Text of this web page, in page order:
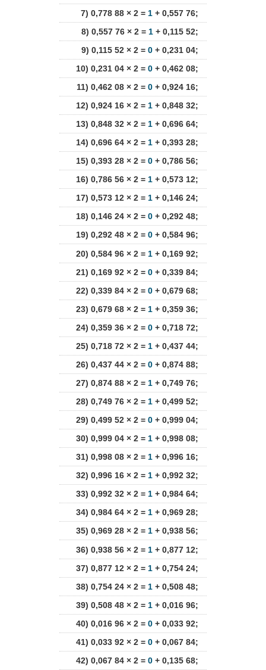
7) 0,778 88 × 2 = 1 + 0,557 76;
8) 0,557 76 × 2 = 1 + 0,115 52;
9) 0,115 52 × 2 = 0 + 0,231 04;
10) 0,231 04 × 2 = 0 + 0,462 08;
11) 0,462 08 × 2 = 0 + 0,924 16;
12) 0,924 16 × 2 = 1 + 0,848 32;
13) 0,848 32 × 2 = 1 + 0,696 64;
14) 0,696 64 × 2 = 1 + 0,393 28;
15) 0,393 28 × 2 = 0 + 0,786 56;
16) 0,786 56 × 2 = 1 + 0,573 12;
17) 0,573 12 × 2 = 1 + 0,146 24;
18) 0,146 24 × 2 = 0 + 0,292 48;
19) 0,292 48 × 2 = 0 + 0,584 96;
20) 0,584 96 × 2 = 1 + 0,169 92;
21) 0,169 92 × 2 = 0 + 0,339 84;
22) 0,339 84 × 2 = 0 + 0,679 68;
23) 0,679 68 × 2 = 1 + 0,359 36;
24) 0,359 36 × 2 = 0 + 0,718 72;
25) 0,718 72 × 2 = 1 + 0,437 44;
26) 0,437 44 × 2 = 0 + 0,874 88;
27) 0,874 88 × 2 = 1 + 0,749 76;
28) 0,749 76 × 2 = 1 + 0,499 52;
29) 0,499 52 × 2 = 0 + 0,999 04;
30) 0,999 04 × 2 = 1 + 0,998 08;
31) 0,998 08 × 2 = 1 + 0,996 16;
32) 0,996 16 × 2 = 1 + 0,992 32;
33) 0,992 32 × 2 = 1 + 0,984 64;
34) 0,984 64 × 2 = 1 + 0,969 28;
35) 0,969 28 × 2 = 1 + 0,938 56;
36) 0,938 56 × 2 = 1 + 0,877 12;
37) 0,877 12 × 2 = 1 + 0,754 24;
38) 0,754 24 × 2 = 1 + 0,508 48;
39) 0,508 48 × 2 = 1 + 0,016 96;
40) 0,016 96 × 2 = 0 + 0,033 92;
41) 0,033 92 × 2 = 0 + 0,067 84;
42) 0,067 84 × 2 = 0 + 0,135 68;